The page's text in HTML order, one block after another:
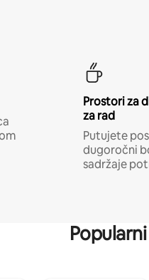
Prostori za
za rad
Putujete
dugoročni
sadržaje